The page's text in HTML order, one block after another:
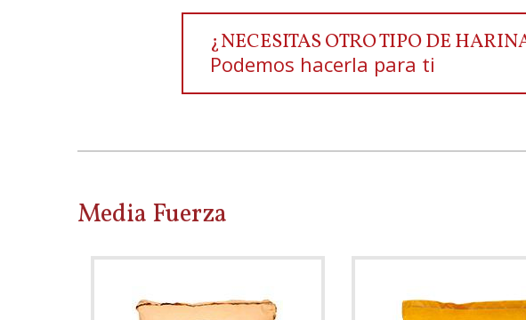
¿NECESITAS OTRO TIPO DE
Podemos hacerla para ti
Media Fuerza